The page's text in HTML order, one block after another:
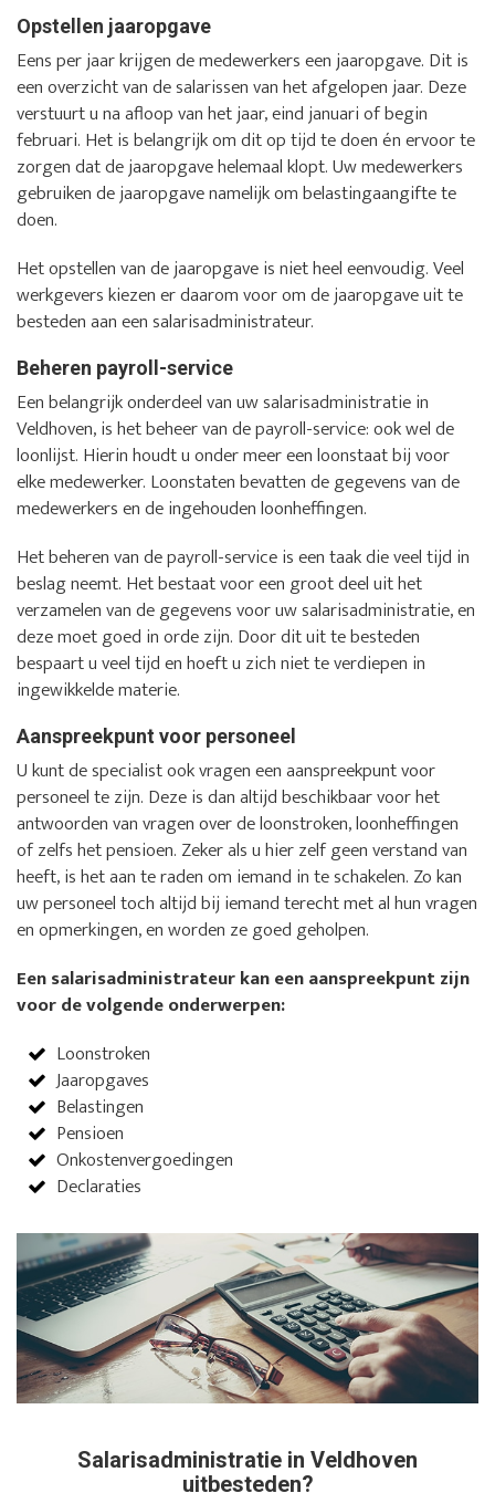
Opstellen jaaropgave
Eens per jaar krijgen de medewerkers een jaaropgave. Dit is
een overzicht van de salarissen van het afgelopen jaar. Deze
verstuurt u na afloop van het jaar, eind januari of begin
februari. Het is belangrijk om dit op tijd te doen én ervoor te
zorgen dat de jaaropgave helemaal klopt. Uw medewerkers
gebruiken de jaaropgave namelijk om belastingaangifte te
doen.
Het opstellen van de jaaropgave is niet heel eenvoudig. Veel
werkgevers kiezen er daarom voor om de jaaropgave uit te
besteden aan een salarisadministrateur.
Beheren payroll-service
Een belangrijk onderdeel van uw salarisadministratie in
Veldhoven, is het beheer van de payroll-service: ook wel de
loonlijst. Hierin houdt u onder meer een loonstaat bij voor
elke medewerker. Loonstaten bevatten de gegevens van de
medewerkers en de ingehouden loonheffingen.
Het beheren van de payroll-service is een taak die veel tijd in
beslag neemt. Het bestaat voor een groot deel uit het
verzamelen van de gegevens voor uw salarisadministratie, en
deze moet goed in orde zijn. Door dit uit te besteden
bespaart u veel tijd en hoeft u zich niet te verdiepen in
ingewikkelde materie.
Aanspreekpunt voor personeel
U kunt de specialist ook vragen een aanspreekpunt voor
personeel te zijn. Deze is dan altijd beschikbaar voor het
antwoorden van vragen over de loonstroken, loonheffingen
of zelfs het pensioen. Zeker als u hier zelf geen verstand van
heeft, is het aan te raden om iemand in te schakelen. Zo kan
uw personeel toch altijd bij iemand terecht met al hun vragen
en opmerkingen, en worden ze goed geholpen.
Een salarisadministrateur kan een aanspreekpunt zijn
voor de volgende onderwerpen:
Loonstroken
Jaaropgaves
Belastingen
Pensioen
Onkostenvergoedingen
Declaraties
Salarisadministratie in Veldhoven
uitbesteden?